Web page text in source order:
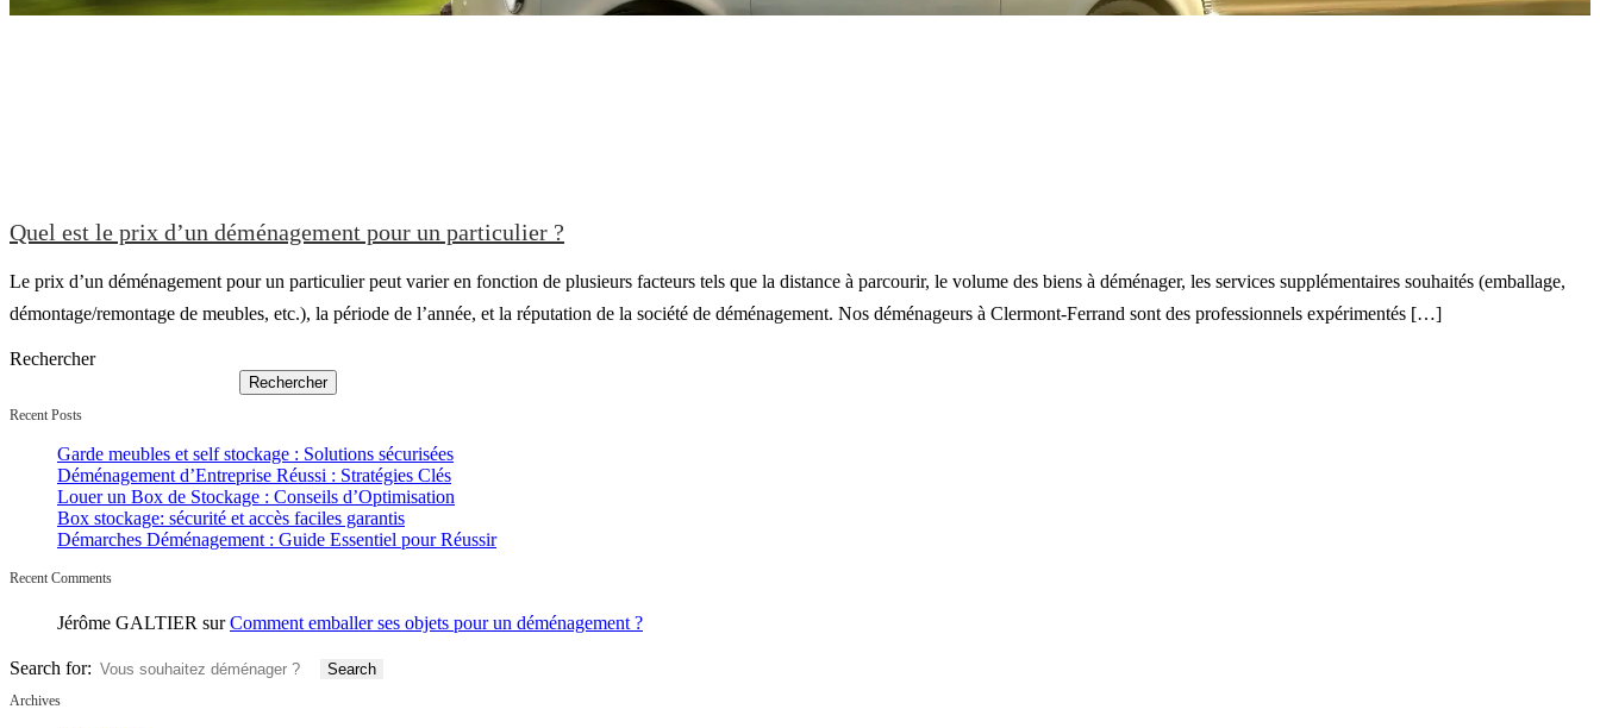
Quel est le prix d’un déménagement pour un particulier ?
Le prix d’un déménagement pour un particulier peut varier en fonction de plusieurs facteurs tels que la distance à parcourir, le volume des biens à déménager, les services supplémentaires souhaités (emballage,
démontage/remontage de meubles, etc.), la période de l’année, et la réputation de la société de déménagement. Nos déménageurs à Clermont-Ferrand sont des professionnels expérimentés […]
Rechercher
Rechercher
Recent Posts
Garde meubles et self stockage : Solutions sécurisées
Déménagement d’Entreprise Réussi : Stratégies Clés
Louer un Box de Stockage : Conseils d’Optimisation
Box stockage: sécurité et accès faciles garantis
Démarches Déménagement : Guide Essentiel pour Réussir
Recent Comments
Jérôme GALTIER surComment emballer ses objets pour un déménagement ?
Search for:
Archives